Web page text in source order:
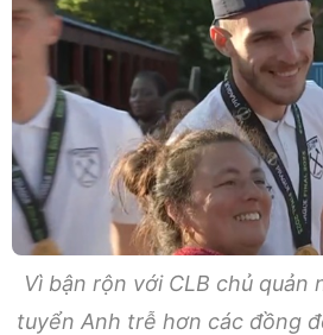
Vì bận rộn với CLB chủ quản
tuyển Anh trễ hơn các đồng